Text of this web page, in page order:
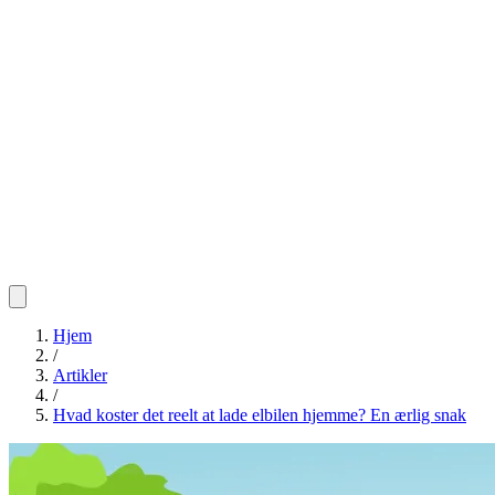
Hjem
/
Artikler
/
Hvad koster det reelt at lade elbilen hjemme? En ærlig snak